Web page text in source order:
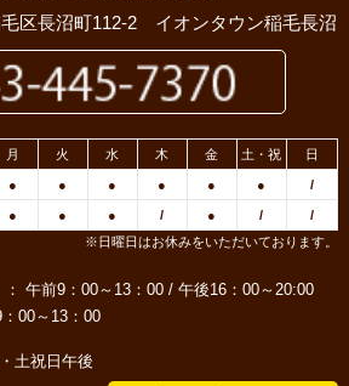
区長沼町112-2 イオンタウン稲毛長沼
月 火 水 木 金 土・祝 日
● ● ● ● ● ● /
● ● ● / ● /
/
※日曜日はお休みをいただいております。
： 午前9：00～13：00 / 午後16：00～20:00
00～13：00
土祝日午後